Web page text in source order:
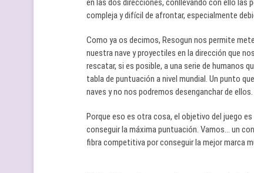
en las dos direcciones, conllevando con ello las
compleja y difícil de afrontar, especialmente
Como ya os decimos, Resogun nos permite
nuestra nave y proyectiles en la dirección que
rescatar, si es posible, a una serie de humanos
tabla de puntuación a nivel mundial. Un punto
naves y no nos podremos desenganchar de ellos.
Porque eso es otra cosa, el objetivo del juego
conseguir la máxima puntuación. Vamos… un
fibra competitiva por conseguir la mejor marca